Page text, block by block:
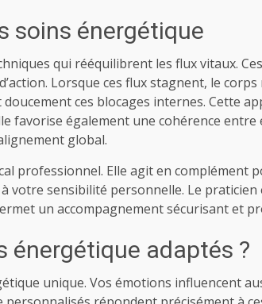
soins énergétique
qui rééquilibrent les flux vitaux.
Lorsque ces flux stagnent, le
ces blocages internes. Cette
favorise également une cohérence entre
global.
professionnel. Elle agit en complément
votre sensibilité personnelle. Le
un accompagnement sécurisant et
énergétique adaptés ?
unique. Vos émotions influencent